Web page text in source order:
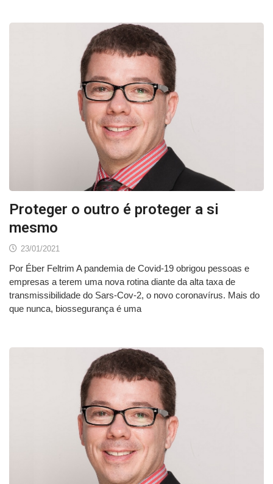
Proteger o outro é proteger a si
mesmo
23/01/2021
Por Éber Feltrim A pandemia de Covid-19 obrigou pessoas e
empresas a terem uma nova rotina diante da alta taxa de
transmissibilidade do Sars-Cov-2, o novo coronavírus. Mais do
que nunca, biossegurança é uma